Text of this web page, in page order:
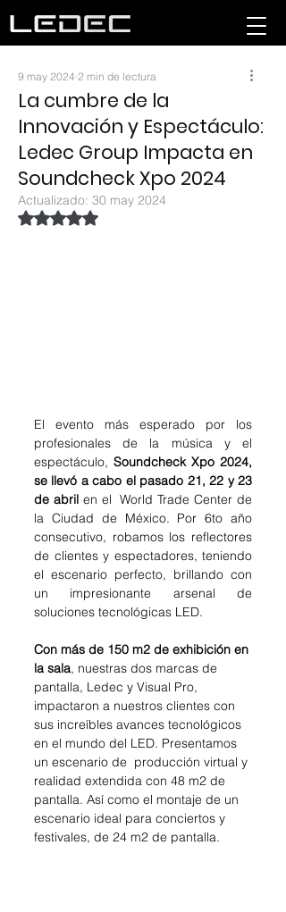
La cumbre de la
Innovación y Espectáculo:
Ledec Group Impacta en
Soundcheck Xpo 2024
9 may 2024 2 min de lectura
Actualizado: 30 may 2024
Obtuvo NaN de 5 estrellas.
El evento más esperado por los
profesionales de la música y el
espectáculo, Soundcheck Xpo 2024,
se llevó a cabo el pasado 21, 22 y 23
de abril en el  World Trade Center de
la Ciudad de México. Por 6to año
consecutivo, robamos los reflectores
de clientes y espectadores, teniendo
el escenario perfecto, brillando con
un impresionante arsenal de
soluciones tecnológicas LED.
Con más de 150 m2 de exhibición en
la sala, nuestras dos marcas de
pantalla, Ledec y Visual Pro,
impactaron a nuestros clientes con
sus increíbles avances tecnológicos
en el mundo del LED. Presentamos
un escenario de  producción virtual y
realidad extendida con 48 m2 de
pantalla. Así como el montaje de un
escenario ideal para conciertos y
festivales, de 24 m2 de pantalla.